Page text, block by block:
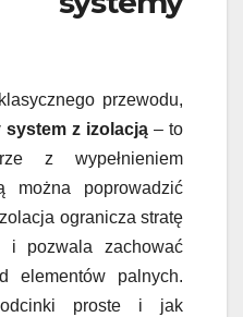
przewodu,
z izolacją – to
z wypełnieniem
można poprowadzić
ogranicza stratę
i pozwala zachować
elementów palnych.
odcinki proste i jak